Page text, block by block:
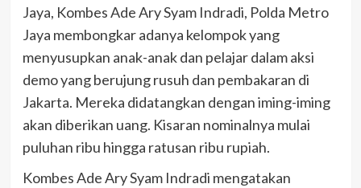
Jaya, Kombes Ade Ary Syam Indradi, Polda Metro
Jaya membongkar adanya kelompok yang
menyusupkan anak-anak dan pelajar dalam aksi
demo yang berujung rusuh dan pembakaran di
Jakarta. Mereka didatangkan dengan iming-iming
akan diberikan uang. Kisaran nominalnya mulai
puluhan ribu hingga ratusan ribu rupiah.
Kombes Ade Ary Syam Indradi mengatakan